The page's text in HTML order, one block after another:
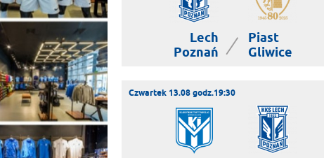
Lech
Poznań
|
Piast
Gliwice
Czwartek 13.08 godz.19:30